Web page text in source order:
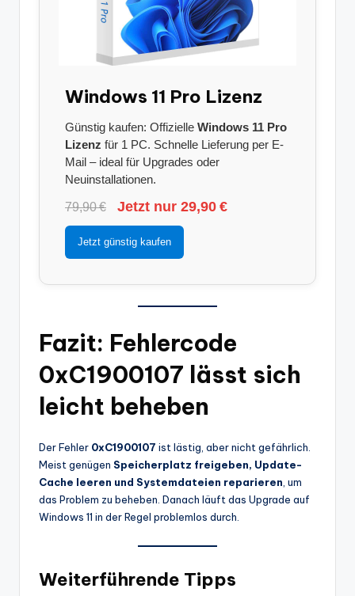
Windows 11 Pro Lizenz
Günstig kaufen: Offizielle Windows 11 Pro
Lizenz für 1 PC. Schnelle Lieferung per E-
Mail – ideal für Upgrades oder
Neuinstallationen.
79,90 € Jetzt nur 29,90 €
Jetzt günstig kaufen
Fazit: Fehlercode
0xC1900107 lässt sich
leicht beheben
Der Fehler 0xC1900107 ist lästig, aber nicht gefährlich.
Meist genügen Speicherplatz freigeben, Update-
Cache leeren und Systemdateien reparieren , um
das Problem zu beheben. Danach läuft das Upgrade auf
Windows 11 in der Regel problemlos durch.
Weiterführende Tipps